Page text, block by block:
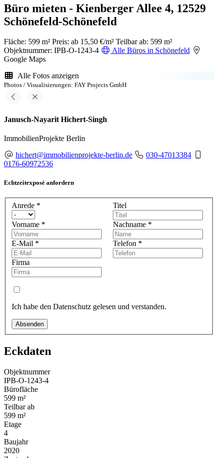
Büro mieten - Kienberger Allee 4, 12529
Schönefeld-Schönefeld
Fläche: 599 m² Preis: ab 15,50 €/m² Teilbar ab: 599 m²
Objektnummer: IPB-O-1243-4
Alle Büros in Schönefeld
Google Maps
Alle Fotos anzeigen
Photos / Visualisierungen: FAY Projects GmbH
Janusch-Nayarit Hichert-Singh
ImmobilienProjekte Berlin
hichert@immobilienprojekte-berlin.de
030-47013384
0176-60972536
Echtzeitexposé anfordern
Anrede * Titel
Vorname * Nachname *
E-Mail * Telefon *
Firma
Ich habe den Datenschutz gelesen und verstanden.
Absenden
Eckdaten
Objektnummer
IPB-O-1243-4
Bürofläche
599 m²
Teilbar ab
599 m²
Etage
4
Baujahr
2020